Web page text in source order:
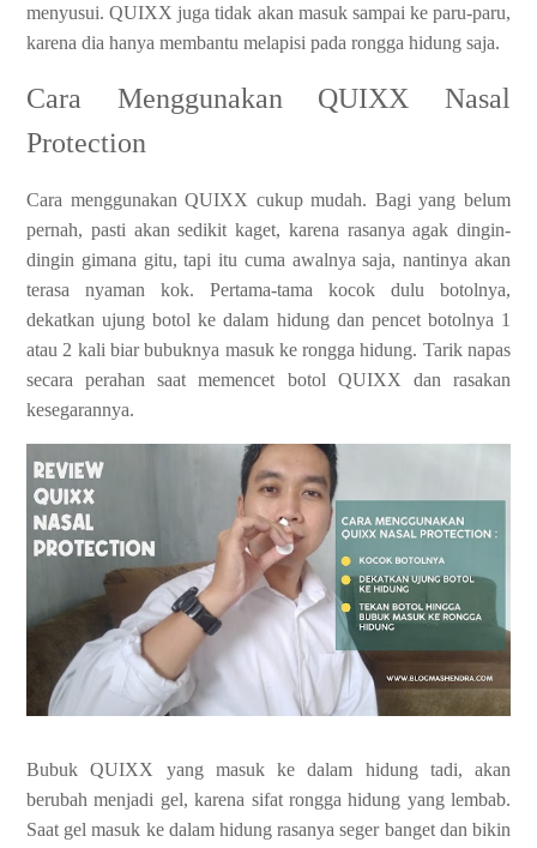
menyusui. QUIXX juga tidak akan masuk sampai ke paru-paru,
karena dia hanya membantu melapisi pada rongga hidung saja.
Cara Menggunakan QUIXX Nasal
Protection
Cara menggunakan QUIXX cukup mudah. Bagi yang belum
pernah, pasti akan sedikit kaget, karena rasanya agak dingin-
dingin gimana gitu, tapi itu cuma awalnya saja, nantinya akan
terasa nyaman kok. Pertama-tama kocok dulu botolnya,
dekatkan ujung botol ke dalam hidung dan pencet botolnya 1
atau 2 kali biar bubuknya masuk ke rongga hidung. Tarik napas
secara perahan saat memencet botol QUIXX dan rasakan
kesegarannya.
Bubuk QUIXX yang masuk ke dalam hidung tadi, akan
berubah menjadi gel, karena sifat rongga hidung yang lembab.
Saat gel masuk ke dalam hidung rasanya seger banget dan bikin